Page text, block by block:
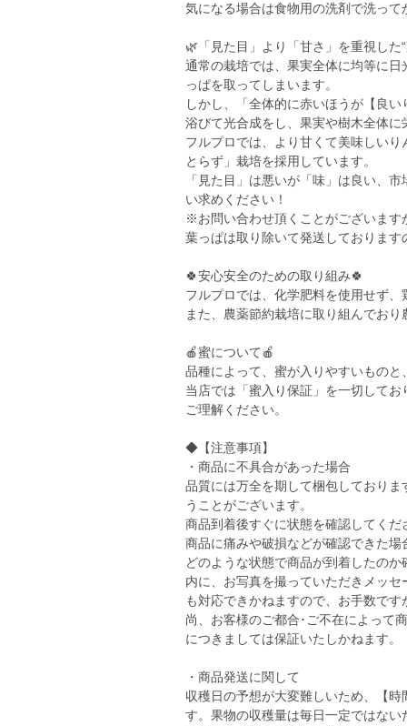
気になる場合は食物用の洗剤で洗っ
🌿「見た目」より「甘さ」を重視した
通常の栽培では、果実全体に均等に
っぱを取ってしまいます。
しかし、「全体的に赤いほうが【良
浴びて光合成をし、果実や樹木全体
フルプロでは、より甘くて美味しい
とらず」栽培を採用しています。
「見た目」は悪いが「味」は良い、
い求めください！
※お問い合わせ頂くことがございます
葉っぱは取り除いて発送しております
🍀安心安全のための取り組み🍀
フルプロでは、化学肥料を使用せず
また、農薬節約栽培に取り組んでお
🍎蜜について🍎
品種によって、蜜が入りやすいもの
当店では「蜜入り保証」を一切して
ご理解ください。
◆【注意事項】
・商品に不具合があった場合
品質には万全を期して梱包しており
うことがございます。
商品到着後すぐに状態を確認してくだ
商品に痛みや破損などが確認できた
どのような状態で商品が到着したの
内に、お写真を撮っていただきメッ
も対応できかねますので、お手数で
尚、お客様のご都合･ご不在によって
につきましては保証いたしかねます。
・商品発送に関して
収穫日の予想が大変難しいため、【
す。果物の収穫量は毎日一定ではな